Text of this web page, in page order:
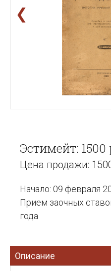
❮
Эстимейт: 1500
Цена продажи:
Начало: 09 февраля
Прием заочных
года
Описание